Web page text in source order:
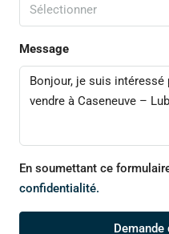
Sélectionner
Message
En soumettant ce
confidentialité.